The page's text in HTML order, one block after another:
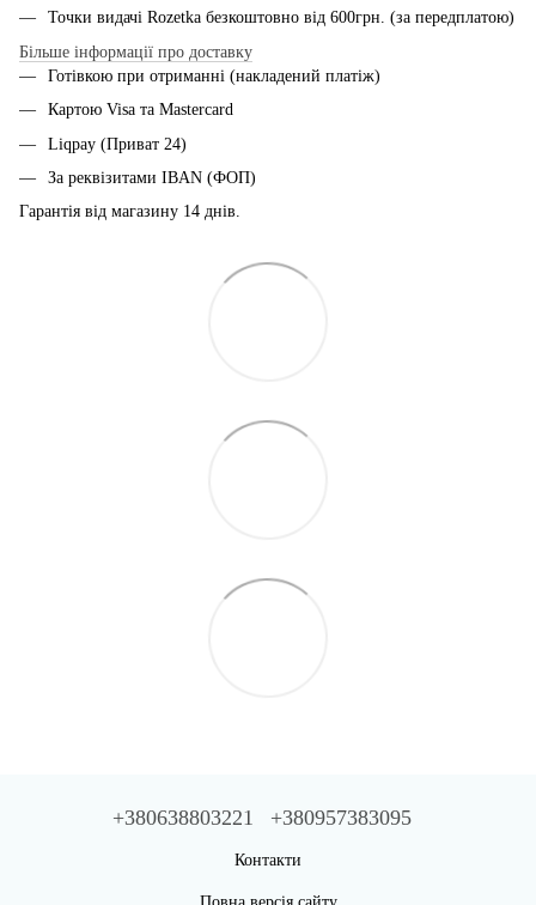
Точки видачі Rozetka безкоштовно від 600грн. (за передплатою)
Більше інформації про доставку
Готівкою при отриманні (накладений платіж)
Картою Visa та Mastercard
Liqpay (Приват 24)
За реквізитами IBAN (ФОП)
Гарантія від магазину 14 днiв.
+380638803221 +380957383095
Контакти